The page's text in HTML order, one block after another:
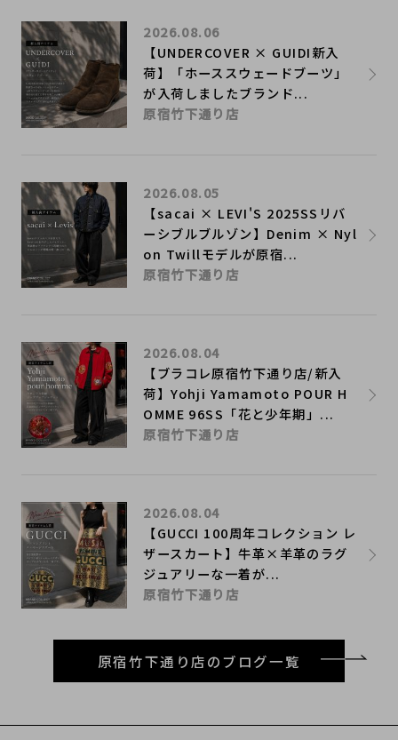
【UNDERCOVER × GUIDI新入
荷】「ホーススウェードブーツ」
が入荷しましたブランド...
2026.08.06
原宿竹下通り店
【sacai × LEVI'S 2025SSリバ
ーシブルブルゾン】Denim × Nyl
on Twillモデルが原宿...
2026.08.05
原宿竹下通り店
【ブラコレ原宿竹下通り店/新入
荷】Yohji Yamamoto POUR H
OMME 96SS「花と少年期」...
2026.08.04
原宿竹下通り店
【GUCCI 100周年コレクション レ
ザースカート】牛革×羊革のラグ
ジュアリーな一着が...
2026.08.04
原宿竹下通り店
原宿竹下通り店のブログ一覧